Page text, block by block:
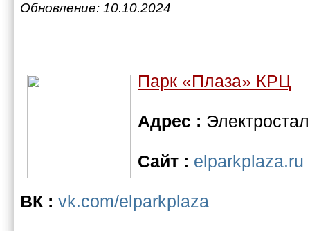
Обновление: 10.10.2024
Парк «Плаза» КРЦ
Адрес :
Сайт : elparkplaza.ru
ВК : vk.com/elparkplaza